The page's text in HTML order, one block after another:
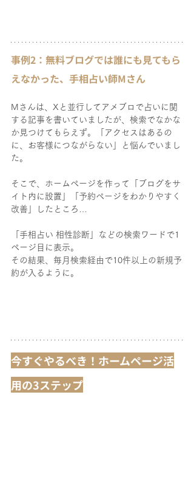
事例2：無料ブログでは誰にも見てもら
えなかった、手相占い師Mさん
Mさんは、Xと並行してアメブロで占いに関
する記事を書いていましたが、検索でなかな
か見つけてもらえず。「アクセスはあるの
に、お客様につながらない」と悩んでいまし
た。
そこで、ホームページを作って「ブログをサ
イト内に設置」「予約ページをわかりやすく
改善」したところ…
「手相占い 相性診断」などの検索ワードで1
ページ目に表示。
その結果、毎月検索経由で10件以上の新規予
約が入るように。
今すぐやるべき！ホームページ活
用の3ステップ